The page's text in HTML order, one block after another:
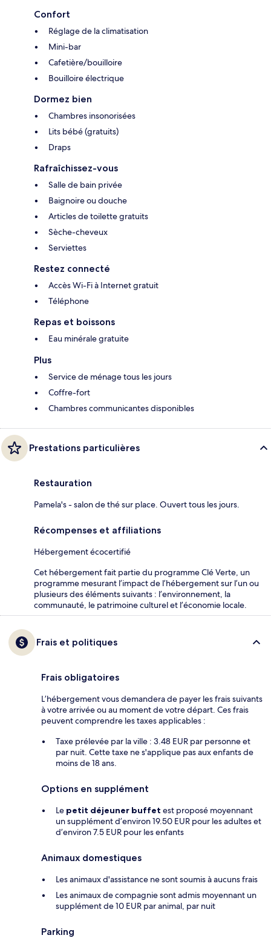
Confort
Réglage de la climatisation
Mini-bar
Cafetière/bouilloire
Bouilloire électrique
Dormez bien
Chambres insonorisées
Lits bébé (gratuits)
Draps
Rafraîchissez-vous
Salle de bain privée
Baignoire ou douche
Articles de toilette gratuits
Sèche-cheveux
Serviettes
Restez connecté
Accès Wi-Fi à Internet gratuit
Téléphone
Repas et boissons
Eau minérale gratuite
Plus
Service de ménage tous les jours
Coffre-fort
Chambres communicantes disponibles
Prestations particulières
Restauration
Pamela's - salon de thé sur place. Ouvert tous les jours.
Récompenses et affiliations
Hébergement écocertifié
Cet hébergement fait partie du programme Clé Verte, un
programme mesurant l’impact de l’hébergement sur l’un ou
plusieurs des éléments suivants : l’environnement, la
communauté, le patrimoine culturel et l’économie locale.
Frais et politiques
Frais obligatoires
L’hébergement vous demandera de payer les frais suivants
à votre arrivée ou au moment de votre départ. Ces frais
peuvent comprendre les taxes applicables :
Taxe prélevée par la ville : 3.48 EUR par personne et
par nuit. Cette taxe ne s'applique pas aux enfants de
moins de 18 ans.
Options en supplément
Le petit déjeuner buffet est proposé moyennant
un supplément d’environ 19.50 EUR pour les adultes et
d’environ 7.5 EUR pour les enfants
Animaux domestiques
Les animaux d'assistance ne sont soumis à aucuns frais
Les animaux de compagnie sont admis moyennant un
supplément de 10 EUR par animal, par nuit
Parking